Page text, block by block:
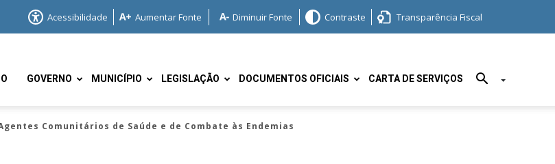
Acessibilidade Aumentar Fonte Diminuir Fonte Contraste Transparência Fiscal
GOVERNO MUNICÍPIO LEGISLAÇÃO DOCUMENTOS OFICIAIS CARTA DE SERVIÇOS
Comunitários de Saúde e de Combate às Endemias